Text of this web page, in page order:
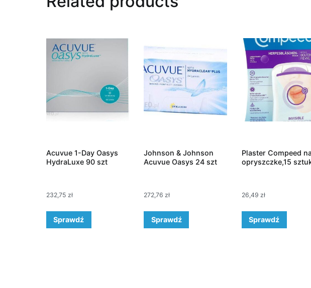
Acuvue 1-Day Oasys
HydraLuxe 90 szt
232,75 zł
Sprawdź
Johnson & Johnson
Acuvue Oasys 24 szt
272,76zł
Sprawdź
Plaster Compeed
opryszczke,15
26,49 zł
Sprawdź